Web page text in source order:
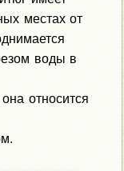
местах от
воды в
относится